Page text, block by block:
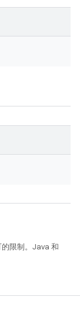
限制。Java 和